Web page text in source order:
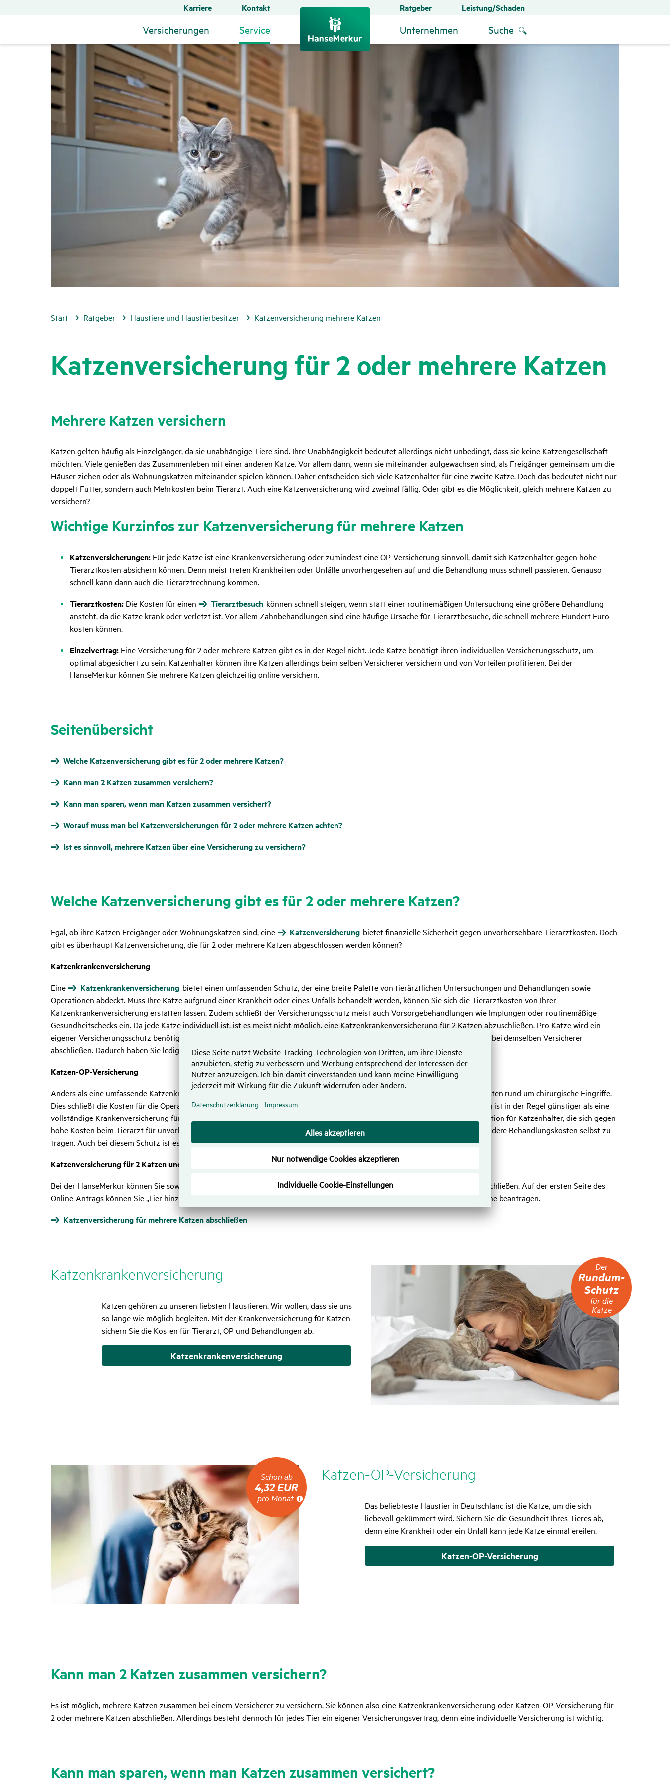
Karriere Kontakt Ratgeber Leistung/Schaden
Versicherungen Service Unternehmen Suche
Start Ratgeber Haustiere und Haustierbesitzer Katzenversicherung mehrere Katzen
Katzen­ver­si­che­rung für 2 oder mehrere Katzen
Mehrere Katzen versi­chern
Katzen gelten häufig als Einzelgänger, da sie unabhängige Tiere sind. Ihre Unabhängigkeit bedeutet allerdings nicht unbedingt, dass sie keine Katzengesellschaft
möchten. Viele genießen das Zusammenleben mit einer anderen Katze. Vor allem dann, wenn sie miteinander aufgewachsen sind, als Freigänger gemeinsam um die
Häuser ziehen oder als Wohnungskatzen miteinander spielen können. Daher entscheiden sich viele Katzenhalter für eine zweite Katze. Doch das bedeutet nicht nur
doppelt Futter, sondern auch Mehrkosten beim Tierarzt. Auch eine Katzenversicherung wird zweimal fällig. Oder gibt es die Möglichkeit, gleich mehrere Katzen zu
versichern?
Wich­tige Kurz­infos zur Katzen­ver­si­che­rung für mehrere Katzen
Katzenversicherungen: Für jede Katze ist eine Krankenversicherung oder zumindest eine OP-Versicherung sinnvoll, damit sich Katzenhalter gegen hohe
Tierarztkosten absichern können. Denn meist treten Krankheiten oder Unfälle unvorhergesehen auf und die Behandlung muss schnell passieren. Genauso
schnell kann dann auch die Tierarztrechnung kommen.
Tierarztkosten: Die Kosten für einen Tierarztbesuch können schnell steigen, wenn statt einer routinemäßigen Untersuchung eine größere Behandlung
ansteht, da die Katze krank oder verletzt ist. Vor allem Zahnbehandlungen sind eine häufige Ursache für Tierarztbesuche, die schnell mehrere Hundert Euro
kosten können.
Einzelvertrag: Eine Versicherung für 2 oder mehrere Katzen gibt es in der Regel nicht. Jede Katze benötigt ihren individuellen Versicherungsschutz, um
optimal abgesichert zu sein. Katzenhalter können ihre Katzen allerdings beim selben Versicherer versichern und von Vorteilen profitieren. Bei der
HanseMerkur können Sie mehrere Katzen gleichzeitig online versichern.
Seitenübersicht
Welche Katzenversicherung gibt es für 2 oder mehrere Katzen?
Kann man 2 Katzen zusammen versichern?
Kann man sparen, wenn man Katzen zusammen versichert?
Worauf muss man bei Katzenversicherungen für 2 oder mehrere Katzen achten?
Ist es sinnvoll, mehrere Katzen über eine Versicherung zu versichern?
Welche Katzen­ver­si­che­rung gibt es für 2 oder mehrere Katzen?
Egal, ob ihre Katzen Freigänger oder Wohnungskatzen sind, eine Katzenversicherung bietet finanzielle Sicherheit gegen unvorhersehbare Tierarztkosten. Doch
gibt es überhaupt Katzenversicherung, die für 2 oder mehrere Katzen abgeschlossen werden können?
Katzenkrankenversicherung
Eine Katzenkrankenversicherung bietet einen umfassenden Schutz, der eine breite Palette von tierärztlichen Untersuchungen und Behandlungen sowie
Operationen abdeckt. Muss Ihre Katze aufgrund einer Krankheit oder eines Unfalls behandelt werden, können Sie sich die Tierarztkosten von Ihrer
Katzenkrankenversicherung erstatten lassen. Zudem schließt der Versicherungsschutz meist auch Vorsorgebehandlungen wie Impfungen oder routinemäßige
Gesundheitschecks ein. Da jede Katze individuell ist, ist es meist nicht möglich, eine Katzenkrankenversicherung für 2 Katzen abzuschließen. Pro Katze wird ein
eigener Versicherungsschutz benötigt. Es kann allerdings Vorteile haben, wenn Sie die Katzenversicherung für mehrere Katzen bei demselben Versicherer
abschließen. Dadurch haben Sie lediglich einen Ansprechpartner und sparen Zeit beim Versicherungsantrag.
Katzen-OP-Versicherung
Anders als eine umfassende Katzenkrankenversicherung bezieht sich eine
speziell auf Tierarztkosten rund um chirurgische Eingriffe.
Dies schließt die Kosten für die Operation selbst, die Narkose sowie die Vor- und Nachsorge mit ein. Diese Art von Versicherung ist in der Regel günstiger als eine
vollständige Krankenversicherung für Katzen, bietet dementsprechend jedoch einen kleineren Leistungsumfang. Sie ist eine Option für Katzenhalter, die sich gegen
hohe Kosten beim Tierarzt für unvorhergesehene Operationen absichern möchten, während sie bereit sind, die Routine- und andere Behandlungskosten selbst zu
tragen. Auch bei diesem Schutz ist es in der Regel nicht möglich, mehrere Katzen über einen Vertrag zu versichern.
Katzenversicherung für 2 Katzen und mehr bei der HanseMerkur
Bei der HanseMerkur können Sie sowohl die Krankenversicherung als auch die OP-Versicherung für 2 oder mehrere Katzen abschließen. Auf der ersten Seite des
Online-Antrags können Sie „Tier hinzufügen“ auswählen und so zeitgleich eine Katzenversicherung für all Ihre Samtpfoten online beantragen.
Katzenversicherung für mehrere Katzen abschließen
Katzen­kran­ken­ver­si­che­rung
Katzen gehören zu unseren liebsten Haustieren. Wir wollen, dass sie uns
so lange wie möglich begleiten. Mit der Krankenversicherung für Katzen
sichern Sie die Kosten für Tierarzt, OP und Behandlungen ab.
Katzenkranken­versicherung
Der
Rundum-
Schutz
für
die
Katze
Der
Rundum-
Schutz
für die
Katze
Katzen-OP-Versi­che­rung
Das beliebteste Haustier in Deutschland ist die Katze, um die sich
liebevoll gekümmert wird. Sichern Sie die Gesundheit Ihres Tieres ab,
denn eine Krankheit oder ein Unfall kann jede Katze einmal ereilen.
Katzen-OP-Versicherung
Schon
ab
4,32
EUR
pro
Monat
Schon ab
4,32 EUR
pro Monat
Kann man 2 Katzen zusammen versi­chern?
Es ist möglich, mehrere Katzen zusammen bei einem Versicherer zu versichern. Sie können also eine Katzenkrankenversicherung oder Katzen-OP-Versicherung für
2 oder mehrere Katzen abschließen. Allerdings besteht dennoch für jedes Tier ein eigener Versicherungsvertrag, denn eine individuelle Versicherung ist wichtig.
Kann man sparen, wenn man Katzen zusammen versi­chert?